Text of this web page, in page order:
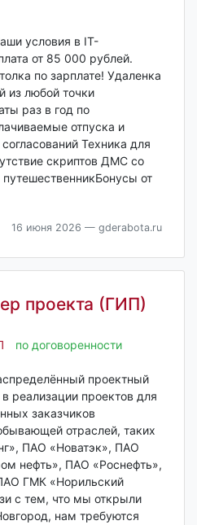
условия в IT-
от 85 000 рублей.
по зарплате! Удаленка
из любой точки
раз в год по
отпуска и
Техника для
скриптов ДМС со
от
16 июня 2026 — gderabota.ru
проекта (ГИП)
по договоренности
проектный
реализации проектов для
заказчиков
отраслей, таких
ПАО «Новатэк», ПАО
нефть», ПАО «Роснефть»,
ГМК «Норильский
с тем, что мы открыли
нам требуются